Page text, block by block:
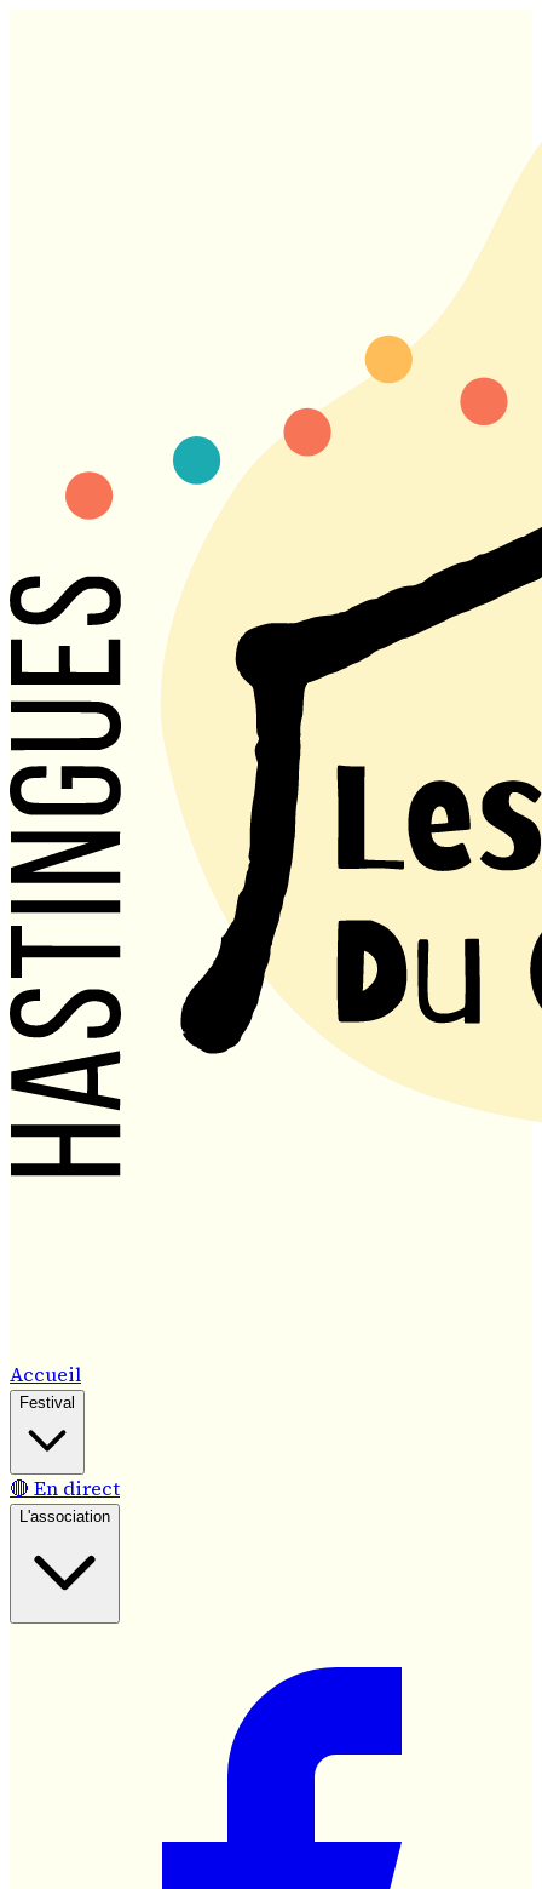
Accueil
Festival
🔴 En direct
L'association